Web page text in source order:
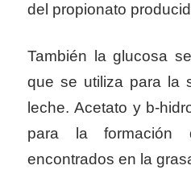
del propionato
También la glucosa
que se utiliza para la
leche. Acetato y b-
para la formación
encontrados en la